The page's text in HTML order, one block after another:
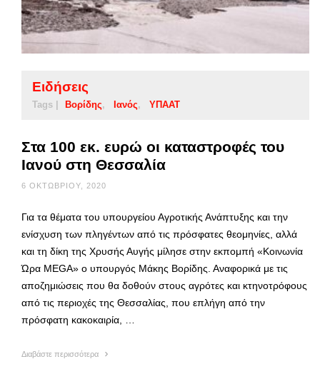
Ειδήσεις
Tags | Βορίδης Ιανός ΥΠΑΑΤ
Στα 100 εκ. ευρώ οι καταστροφές του
Ιανού στη Θεσσαλία
6 ΟΚΤΩΒΡΊΟΥ, 2020
Για τα θέματα του υπουργείου Αγροτικής Ανάπτυξης και την
ενίσχυση των πληγέντων από τις πρόσφατες θεομηνίες, αλλά
και τη δίκη της Χρυσής Αυγής μίλησε στην εκπομπή «Κοινωνία
Ώρα MEGA» ο υπουργός Μάκης Βορίδης. Αναφορικά με τις
αποζημιώσεις που θα δοθούν στους αγρότες και κτηνοτρόφους
από τις περιοχές της Θεσσαλίας, που επλήγη από την
πρόσφατη κακοκαιρία, …
Διαβάστε περισσότερα